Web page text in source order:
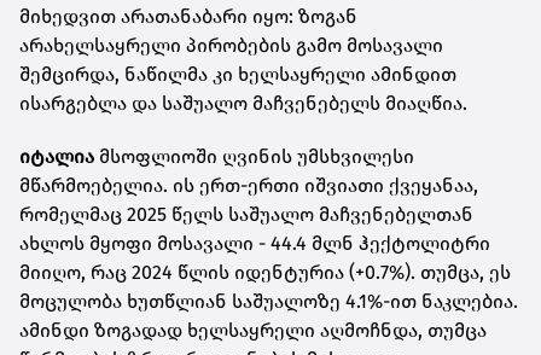
მიხედვით არათანაბარი იყო: ზოგან
არახელსაყრელი პირობების გამო მოსავალი
შემცირდა, ნაწილმა კი ხელსაყრელი ამინდით
ისარგებლა და საშუალო მაჩვენებელს მიაღწია.
იტალია მსოფლიოში ღვინის უმსხვილესი
მწარმოებელია. ის ერთ-ერთი იშვიათი ქვეყანაა,
რომელმაც 2025 წელს საშუალო მაჩვენებელთან
ახლოს მყოფი მოსავალი - 44.4 მლნ ჰექტოლიტრი
მიიღო, რაც 2024 წლის იდენტურია (+0.7%). თუმცა, ეს
მოცულობა ხუთწლიან საშუალოზე 4.1%-ით ნაკლებია.
ამინდი ზოგადად ხელსაყრელი აღმოჩნდა, თუმცა